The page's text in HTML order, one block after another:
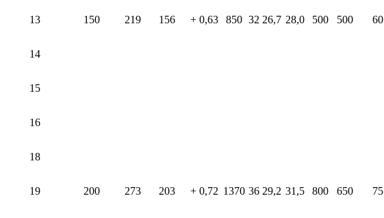
150 219 156 + 0,63 850 32 26,7 28,0 500 500 60
13
14
15
16
200 273 203 + 0,72 1370 36 29,2 31,5 800 650 75
18
19